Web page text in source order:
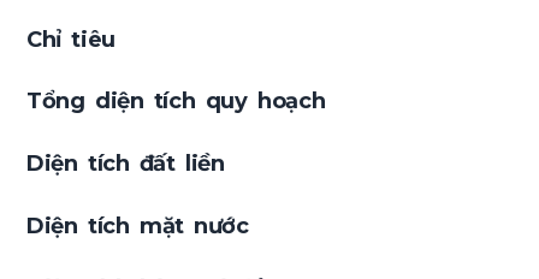
Chỉ tiêu
Tổng diện tích quy hoạch
Diện tích đất liền
Diện tích mặt nước